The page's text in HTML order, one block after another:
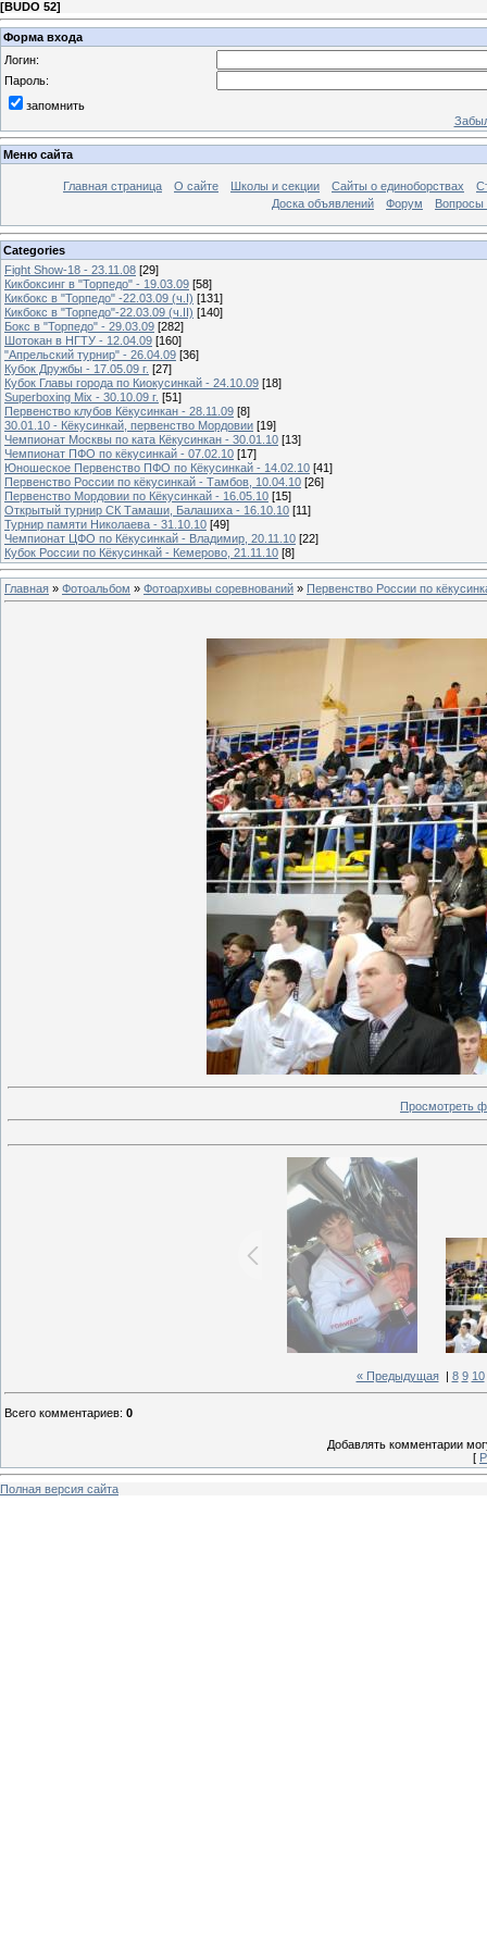
[BUDO 52]
Форма входа
Логин:
Пароль:
запомнить
Меню сайта
Главная страница О сайте Школы и секции Сайты о единоборствах
Доска объявлений
Форум Вопросы
Categories
Fight Show-18 - 23.11.08 [29]
Кикбоксинг в "Торпедо" - 19.03.09 [58]
Кикбокс в "Торпедо" -22.03.09 (ч.I) [131]
Кикбокс в "Торпедо"-22.03.09 (ч.II) [140]
Бокс в "Торпедо" - 29.03.09 [282]
Шотокан в НГТУ - 12.04.09 [160]
"Апрельский турнир" - 26.04.09 [36]
Кубок Дружбы - 17.05.09 г. [27]
Кубок Главы города по Киокусинкай - 24.10.09 [18]
Superboxing Mix - 30.10.09 г. [51]
Первенство клубов Кёкусинкан - 28.11.09 [8]
30.01.10 - Кёкусинкай, первенство Мордовии [19]
Чемпионат Москвы по ката Кёкусинкан - 30.01.10 [13]
Чемпионат ПФО по кёкусинкай - 07.02.10 [17]
Юношеское Первенство ПФО по Кёкусинкай - 14.02.10 [41]
Первенство России по кёкусинкай - Тамбов, 10.04.10 [26]
Первенство Мордовии по Кёкусинкай - 16.05.10 [15]
Открытый турнир СК Тамаши, Балашиха - 16.10.10 [11]
Турнир памяти Николаева - 31.10.10 [49]
Чемпионат ЦФО по Кёкусинкай - Владимир, 20.11.10 [22]
Кубок России по Кёкусинкай - Кемерово, 21.11.10 [8]
Главная » Фотоальбом » Фотоархивы соревнований » Первенство России по
Просмотреть
« Предыдущая| 8 9 10
Всего комментариев: 0
Добавлять комментарии
[
Полная версия сайта